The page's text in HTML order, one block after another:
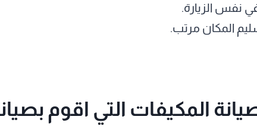
في نفس الزيارة.
المكان مرتب.
المكيفات التي اقوم